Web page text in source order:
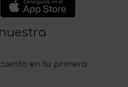
en tu primera